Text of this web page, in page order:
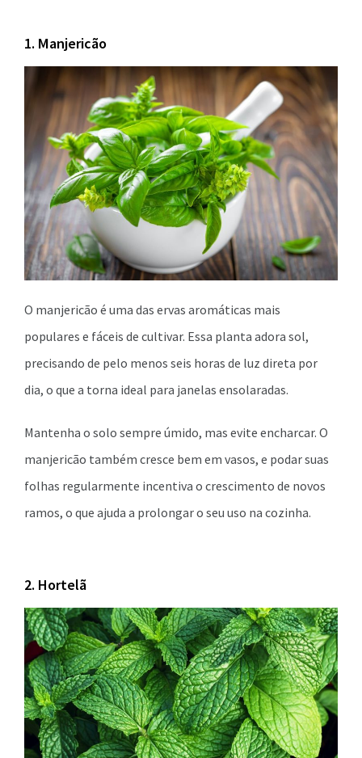
1. Manjericão
O manjericão é uma das ervas aromáticas mais
populares e fáceis de cultivar. Essa planta adora sol,
precisando de pelo menos seis horas de luz direta por
dia, o que a torna ideal para janelas ensolaradas.
Mantenha o solo sempre úmido, mas evite encharcar. O
manjericão também cresce bem em vasos, e podar suas
folhas regularmente incentiva o crescimento de novos
ramos, o que ajuda a prolongar o seu uso na cozinha.
2. Hortelã